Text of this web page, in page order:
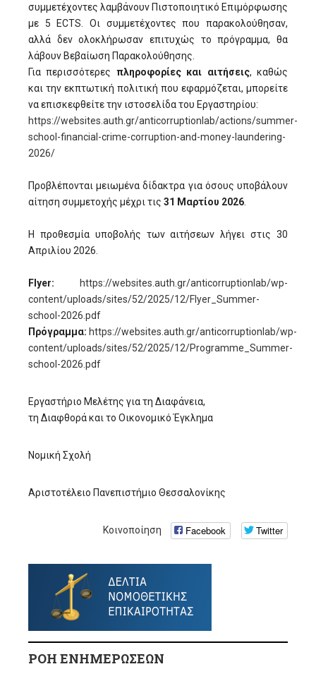
συμμετέχοντες λαμβάνουν Πιστοποιητικό Επιμόρφωσης
με 5 ECTS. Οι συμμετέχοντες που παρακολούθησαν,
αλλά δεν ολοκλήρωσαν επιτυχώς το πρόγραμμα, θα
λάβουν Βεβαίωση Παρακολούθησης.
Για περισσότερες πληροφορίες και αιτήσεις, καθώς
και την εκπτωτική πολιτική που εφαρμόζεται, μπορείτε
να επισκεφθείτε την ιστοσελίδα του Εργαστηρίου:
https://websites.auth.gr/anticorruptionlab/actions/summer-
school-financial-crime-corruption-and-money-laundering-
2026/
Προβλέπονται μειωμένα δίδακτρα για όσους υποβάλουν
αίτηση συμμετοχής μέχρι τις 31 Μαρτίου 2026
Η προθεσμία υποβολής των αιτήσεων λήγει στις 30
Απριλίου 2026.
Flyer:
https://websites.auth.gr/anticorruptionlab/wp-
content/uploads/sites/52/2025/12/Flyer_Summer-
school-2026.pdf
Πρόγραμμα: https://websites.auth.gr/anticorruptionlab/wp-
content/uploads/sites/52/2025/12/Programme_Summer-
school-2026.pdf
Εργαστήριο Μελέτης για τη Διαφάνεια,
τη Διαφθορά και το Οικονομικό Έγκλημα
Νομική Σχολή
Αριστοτέλειο Πανεπιστήμιο Θεσσαλονίκης
Κοινοποίηση Facebook Twitter
ΡΟΗ ΕΝΗΜΕΡΩΣΕΩΝ